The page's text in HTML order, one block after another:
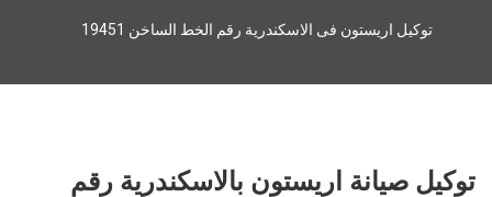
توكيل اريستون فى الاسكندرية رقم الخط الساخن 19451
توكيل صيانة اريستون بالاسكندرية رقم